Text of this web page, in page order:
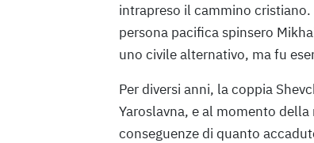
intrapreso il cammino
persona pacifica spinsero
uno civile alternativo, ma fu
Per diversi anni, la coppia
Yaroslavna, e al momento
conseguenze di quanto